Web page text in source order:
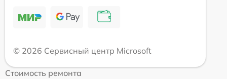
© 2026 Сервисный центр Microsoft
Стоимость ремонта